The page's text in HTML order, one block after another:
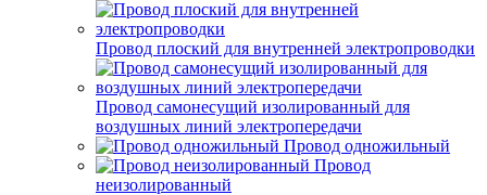
Провод плоский для внутренней электропроводки
Провод самонесущий изолированный для
воздушных линий электропередачи
Провод одножильный
Провод
неизолированный